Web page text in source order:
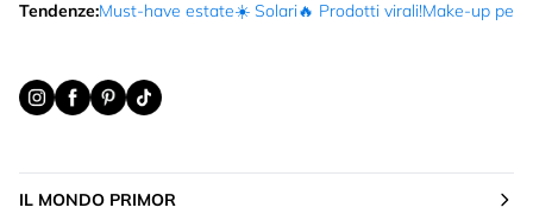
Tendenze:Must-have estate☀️ Solari🔥 Prodotti virali!Make-up per
IL MONDO PRIMOR